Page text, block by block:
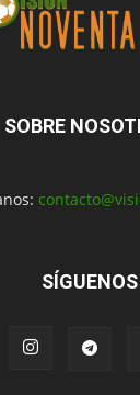
SOBRE
SÍGUENOS